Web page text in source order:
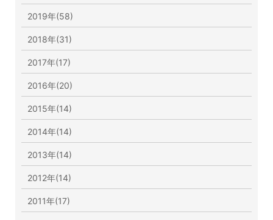
2019年(58)
2018年(31)
2017年(17)
2016年(20)
2015年(14)
2014年(14)
2013年(14)
2012年(14)
2011年(17)